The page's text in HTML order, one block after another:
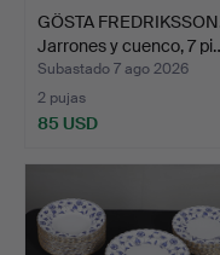
GÖSTA
Jarrones y cuenco, 7
Subastado 7 ago 2026
2 pujas
85 USD